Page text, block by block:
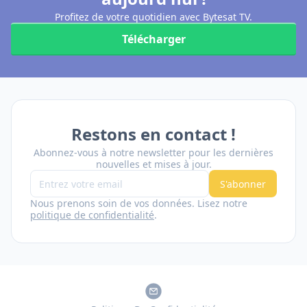
Profitez de votre quotidien avec Bytesat TV.
Télécharger
Restons en contact !
Abonnez-vous à notre newsletter pour les dernières
nouvelles et mises à jour.
S'abonner
Nous prenons soin de vos données. Lisez notre
politique de confidentialité.